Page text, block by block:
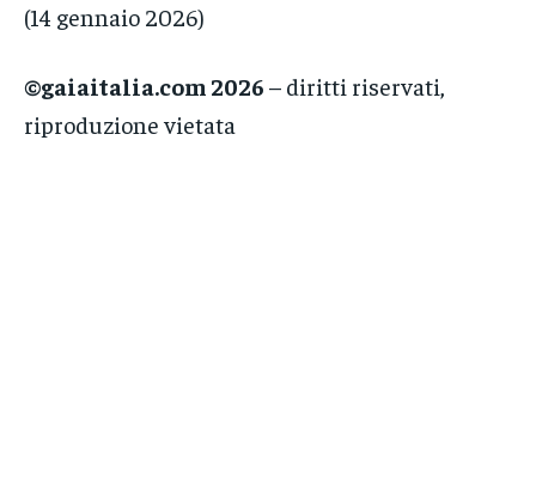
(14 gennaio 2026)
©gaiaitalia.com 2026 – diritti riservati,
riproduzione vietata